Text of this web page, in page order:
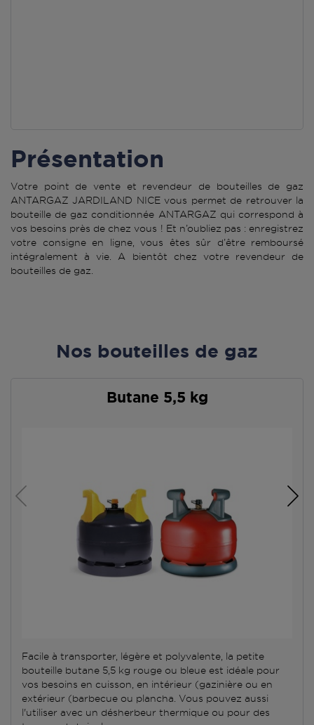
Présentation
Votre point de vente et revendeur de bouteilles de gaz
ANTARGAZ JARDILAND NICE vous permet de retrouver la
bouteille de gaz conditionnée ANTARGAZ qui correspond à
vos besoins près de chez vous ! Et n’oubliez pas : enregistrez
votre consigne en ligne, vous êtes sûr d’être remboursé
intégralement à vie. A bientôt chez votre revendeur de
bouteilles de gaz.
Nos bouteilles de gaz
Butane 5,5 kg
Facile à transporter, légère et polyvalente, la petite
bouteille butane 5,5 kg rouge ou bleue est idéale pour
vos besoins en cuisson, en intérieur (gazinière ou en
extérieur (barbecue ou plancha. Vous pouvez aussi
l'utiliser avec un désherbeur thermique ou pour des